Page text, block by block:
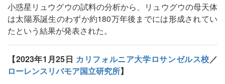
小惑星リュウグウの試料の分析から、リュウグウの母天体
は太陽系誕生のわずか約180万年後までには形成されてい
たという結果が発表された。
【2023年1月25日 カリフォルニア大学ロサンゼルス校／
ローレンスリバモア国立研究所】